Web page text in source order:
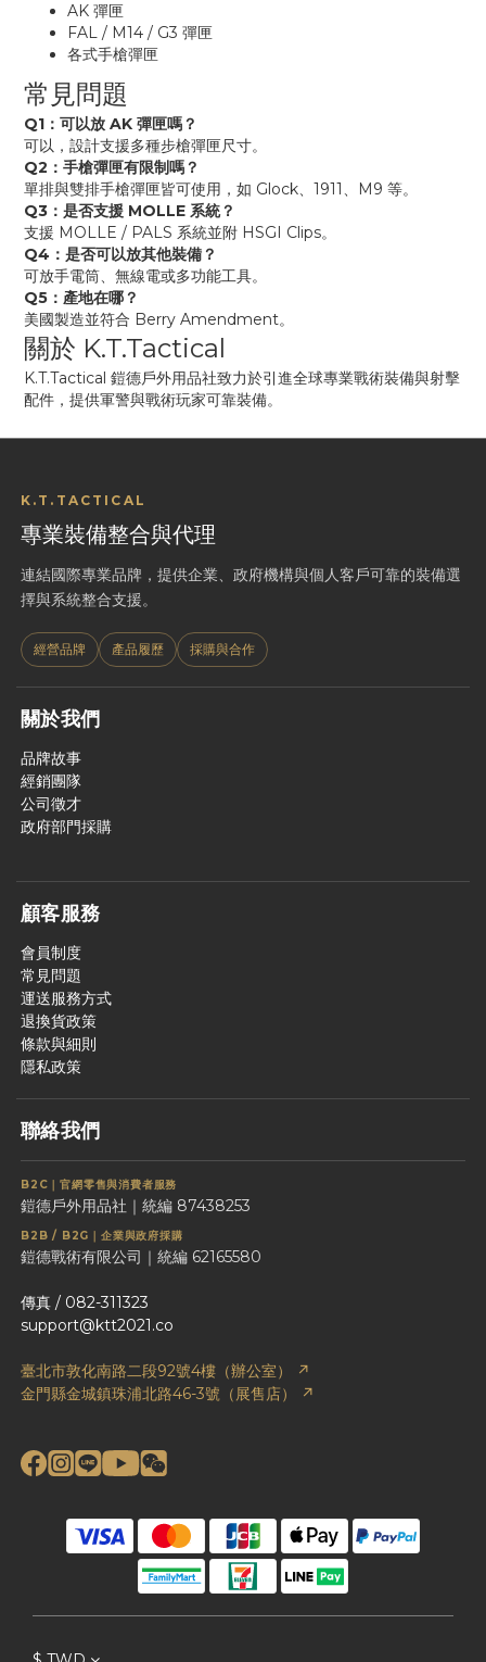
AK 彈匣
FAL / M14 / G3 彈匣
各式手槍彈匣
常見問題
Q1：可以放 AK 彈匣嗎？
可以，設計支援多種步槍彈匣尺寸。
Q2：手槍彈匣有限制嗎？
單排與雙排手槍彈匣皆可使用，如 Glock、1911、M9 等。
Q3：是否支援 MOLLE 系統？
支援 MOLLE / PALS 系統並附 HSGI Clips。
Q4：是否可以放其他裝備？
可放手電筒、無線電或多功能工具。
Q5：產地在哪？
美國製造並符合 Berry Amendment。
關於 K.T.Tactical
K.T.Tactical 鎧德戶外用品社致力於引進全球專業戰術裝備與射擊
配件，提供軍警與戰術玩家可靠裝備。
K.T.TACTICAL
專業裝備整合與代理
連結國際專業品牌，提供企業、政府機構與個人客戶可靠的裝備選
擇與系統整合支援。
經營品牌 產品履歷 採購與合作
關於我們
品牌故事
經銷團隊
公司徵才
政府部門採購
顧客服務
會員制度
常見問題
運送服務方式
退換貨政策
條款與細則
隱私政策
聯絡我們
B2C｜官網零售與消費者服務
鎧德戶外用品社｜統編 87438253
B2B / B2G｜企業與政府採購
鎧德戰術有限公司｜統編 62165580
傳真 / 082-311323
support@ktt2021.co
臺北市敦化南路二段92號4樓（辦公室） ↗
金門縣金城鎮珠浦北路46-3號（展售店） ↗